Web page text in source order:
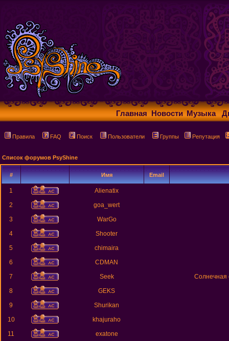
Главная Новости Музыка
Правила FAQ Поиск Пользователи Группы Репутация
Список форумов PsyShine
# Имя Email
1
Alienatix
2
goa_wert
3
WarGo
4
Shooter
5
chimaira
6
CDMAN
7
Seek
Солнечная
8
GEKS
9
Shurikan
10
khajuraho
11
exatone